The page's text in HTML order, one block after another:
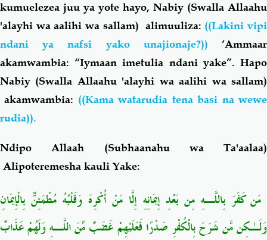
kumuelezea juu ya yote hayo, Nabiy (Swalla Allaahu
'alayhi wa aalihi wa sallam) alimuuliza: ((Lakini vipi
ndani ya nafsi yako unajionaje?)) ‘Ammaar
akamwambia: “Iymaan imetulia ndani yake”. Hapo
Nabiy (Swalla Allaahu 'alayhi wa aalihi wa sallam)
akamwambia: ((Kama watarudia tena basi na wewe
rudia)).
Ndipo Allaah (Subhaanahu wa Ta'aalaa)
Alipoteremesha kauli Yake:
مَن كَفَرَ بِاللَّـهِ مِن بَعْدِ إِيمَانِهِ إِلَّا مَنْ أُكْرِهَ وَقَلْبُهُ مُطْمَئِنٌّ بِالْإِيمَانِ
وَلَـٰكِن مَّن شَرَحَ بِالْكُفْرِ صَدْرًا فَعَلَيْهِمْ غَضَبٌ مِّنَ اللَّـهِ وَلَهُمْ عَذَابٌ